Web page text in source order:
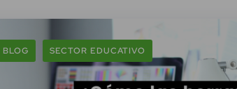
BLOG SECTOR EDUCATIVO